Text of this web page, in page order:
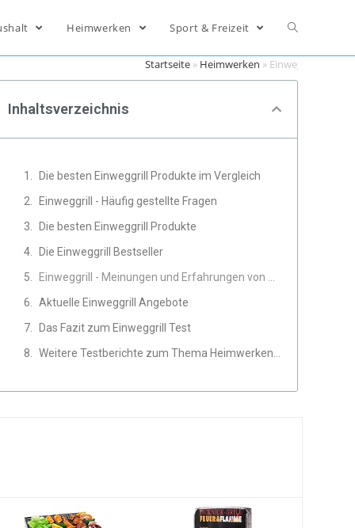
Heimwerken Sport & Freizeit
Startseite» Heimwerken » Einweggrill
Inhaltsverzeichnis
Die besten Einweggrill Produkte im Vergleich
Einweggrill - Häufig gestellte Fragen
Die besten Einweggrill Produkte
Die Einweggrill Bestseller
Aktuelle Einweggrill Angebote
Das Fazit zum Einweggrill Test